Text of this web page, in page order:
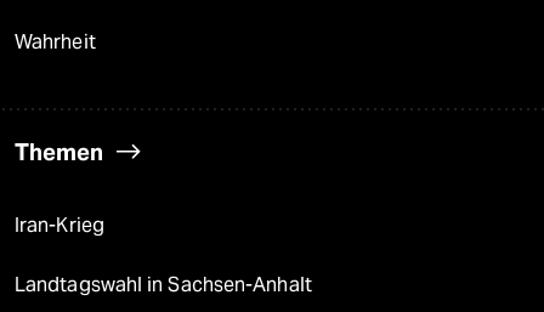
Wahrheit
Themen
Iran-Krieg
Landtagswahl in Sachsen-Anhalt